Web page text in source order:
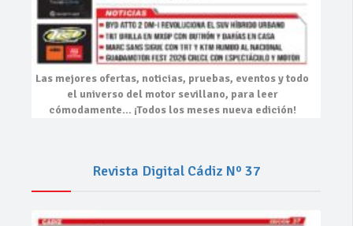
Las mejores ofertas, noticias, pruebas, eventosy todo
el universo del motor sevillano, para leer
cómodamente… ¡Todos los meses nueva edición!
Revista Digital Cádiz Nº 37